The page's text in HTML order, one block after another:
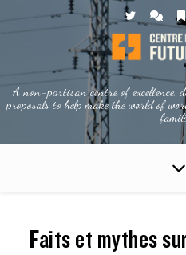
A non-partisan centre of excellence,
proposals to help make the world of
Faits et mythes